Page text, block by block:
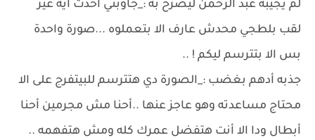
لم يجيبه عبد الرحمن ليصرخ به :_جاوبني أخدت أيه غير
لقب بلطجي محدش عارف الا بتعملوه ...صورة واحدة
بس الا بتترسم ليكم ! ..
جذبه أدهم بغضب :_الصورة دي هتترسم للبيتفرج على الا
محتاج مساعدته وهو عاجز عنها ..أحنا مش مجرمين أحنا
أبطال ودا الا أنت هتفضل عمرك كله ومش هتفهمه ..